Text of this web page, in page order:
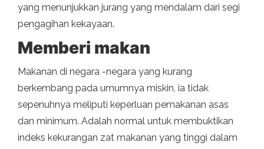
yang menunjukkan jurang yang mendalam dari segi
pengagihan kekayaan.
Memberi makan
Makanan di negara -negara yang kurang
berkembang pada umumnya miskin, ia tidak
sepenuhnya meliputi keperluan pemakanan asas
dan minimum. Adalah normal untuk membuktikan
indeks kekurangan zat makanan yang tinggi dalam